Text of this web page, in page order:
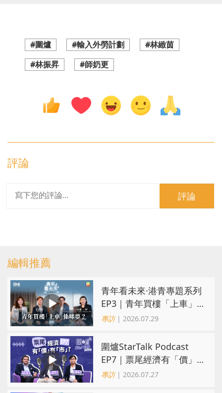
#圍爐 #輸入外勞計劃
#林緻茵
#林振昇
#師奶更
評論
評論
編輯推薦
青年看未來·港青專題系列
EP3｜青年買樓「上車」
係咪夢？ 觀念改變居住選
專訪| 2026.07.29
圍爐StarTalk Podcast
EP7｜票尾經濟有「價」
有「市」？「短期流量」
專訪| 2026.07.27